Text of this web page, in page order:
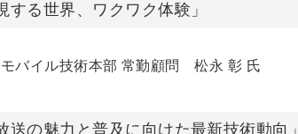
る世界、ワクワク体験」
バイル技術本部 常勤顧問 松永 彰 氏
の魅力と普及に向けた最新技術動向」